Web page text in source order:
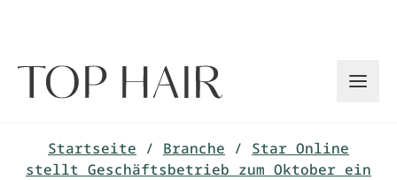
Startseite / Branche / Star Online
stellt Geschäftsbetrieb zum Oktober ein